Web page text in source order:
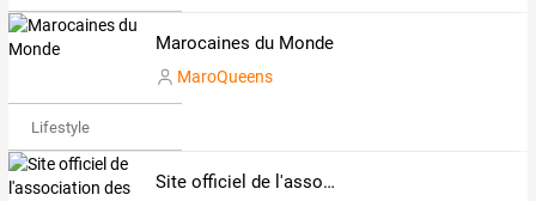
Marocaines du Monde
MaroQueens
Lifestyle
Site officiel de l'association des Amis de la Maison Marie Henry